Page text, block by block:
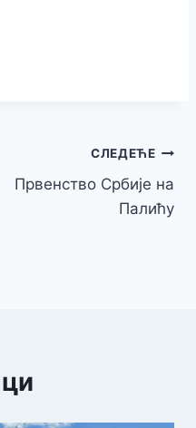
СЛЕДЕЋЕ
Првенство Србије на
Палићу